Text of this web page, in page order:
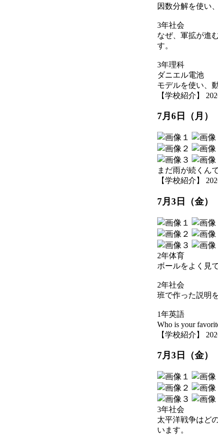
因数分解を使い
3年社会
なぜ、軍拡が進
す。
3年理科
ダニエル電池
モデルを使い、
【学校紹介】
7月6日（月
まだ雨が続くん
【学校紹介】
7月3日（金
2年体育
ボールをよく見
2年社会
班で作った説明
1年英語
Who is your
【学校紹介】
7月3日（金
3年社会
太平洋戦争はど
います。